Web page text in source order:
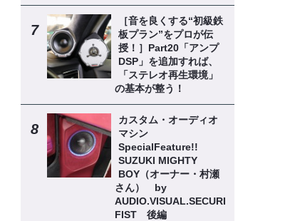
［音を良くする“初級鉄
板プラン”をプロが伝
授！］Part20「アンプ
DSP」を追加すれば、
「ステレオ再生環境」
の基本が整う！
カスタム・オーディオ
マシン
SpecialFeature!!
SUZUKI MIGHTY
BOY（オーナー・村瀬
さん） by
AUDIO.VISUAL.SECURITY
FIST 後編